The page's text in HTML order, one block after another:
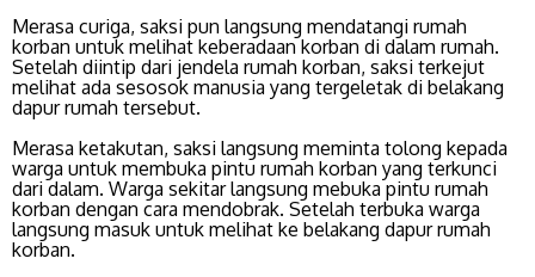
Merasa curiga, saksi pun langsung mendatangi rumah
korban untuk melihat keberadaan korban di dalam rumah.
Setelah diintip dari jendela rumah korban, saksi terkejut
melihat ada sesosok manusia yang tergeletak di belakang
dapur rumah tersebut.
Merasa ketakutan, saksi langsung meminta tolong kepada
warga untuk membuka pintu rumah korban yang terkunci
dari dalam. Warga sekitar langsung mebuka pintu rumah
korban dengan cara mendobrak. Setelah terbuka warga
langsung masuk untuk melihat ke belakang dapur rumah
korban.